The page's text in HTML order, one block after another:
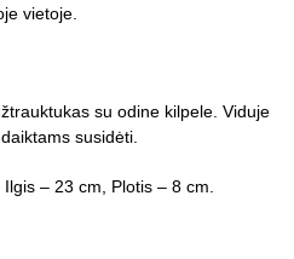
vietoje.
su odine kilpele. Viduje
susidėti.
– 23 cm, Plotis – 8 cm.